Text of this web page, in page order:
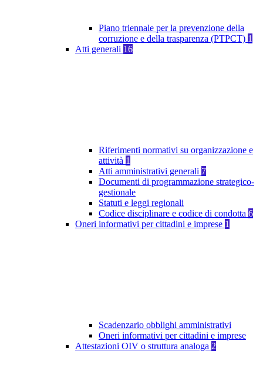
Piano triennale per la prevenzione della
corruzione e della trasparenza (PTPCT) 1
Atti generali 16
Riferimenti normativi su organizzazione e
attività 1
Atti amministrativi generali 7
Documenti di programmazione strategico-
gestionale
Statuti e leggi regionali
Codice disciplinare e codice di condotta 6
Oneri informativi per cittadini e imprese 1
Scadenzario obblighi amministrativi
Oneri informativi per cittadini e imprese
Attestazioni OIV o struttura analoga 2